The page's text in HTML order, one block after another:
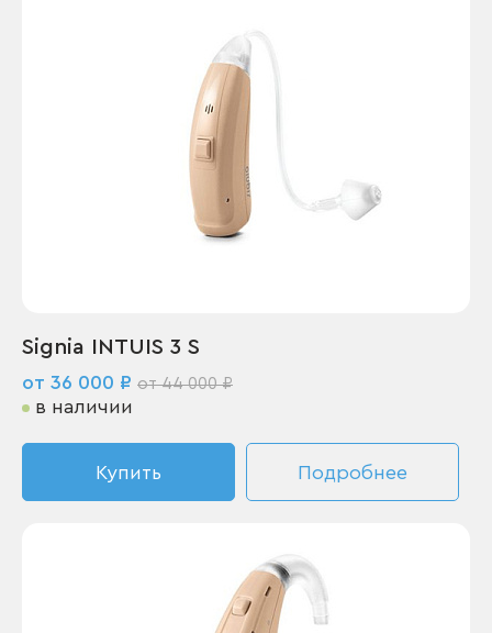
Signia INTUIS 3 S
от 36 000 ₽ от 44 000 ₽
в наличии
Купить Подробнее